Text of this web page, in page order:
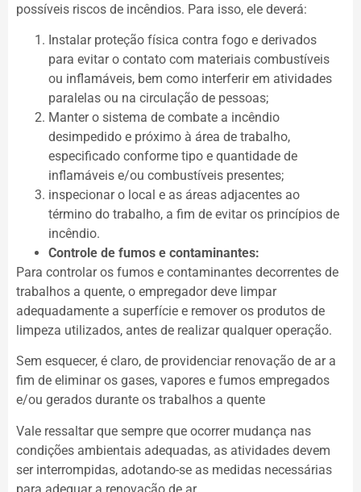
possíveis riscos de incêndios. Para isso, ele deverá:
Instalar proteção física contra fogo e derivados
para evitar o contato com materiais combustíveis
ou inflamáveis, bem como interferir em atividades
paralelas ou na circulação de pessoas;
Manter o sistema de combate a incêndio
desimpedido e próximo à área de trabalho,
especificado conforme tipo e quantidade de
inflamáveis e/ou combustíveis presentes;
inspecionar o local e as áreas adjacentes ao
término do trabalho, a fim de evitar os princípios de
incêndio.
Controle de fumos e contaminantes:
Para controlar os fumos e contaminantes decorrentes de
trabalhos a quente, o empregador deve limpar
adequadamente a superfície e remover os produtos de
limpeza utilizados, antes de realizar qualquer operação.
Sem esquecer, é claro, de providenciar renovação de ar a
fim de eliminar os gases, vapores e fumos empregados
e/ou gerados durante os trabalhos a quente
Vale ressaltar que sempre que ocorrer mudança nas
condições ambientais adequadas, as atividades devem
ser interrompidas, adotando-se as medidas necessárias